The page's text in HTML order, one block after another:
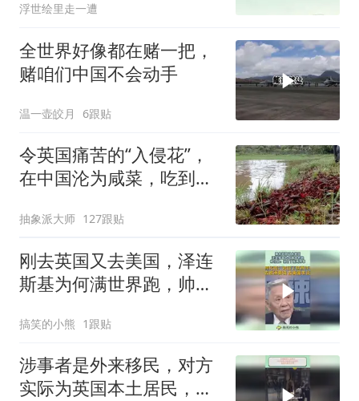
浮世绘里走一遭
全世界好像都在赌一把，
赌咱们中国不会动手
温一壶皎月 6跟贴
令英国痛苦的“入侵花”，
在中国沦为咸菜，吃到人
抽象派大师 127跟贴
刚去英国又去美国，泽连
斯基为何满世界跑，帅化
搞笑的小熊 1跟贴
涉事者是外来移民，对方
实际为英国本土居民，看